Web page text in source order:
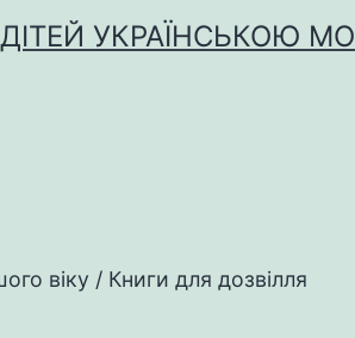
УКРАЇНСЬКОЮ
віку / Книги для дозвілля